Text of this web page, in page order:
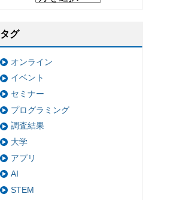
タグ
オンライン
イベント
セミナー
プログラミング
調査結果
大学
アプリ
AI
STEM